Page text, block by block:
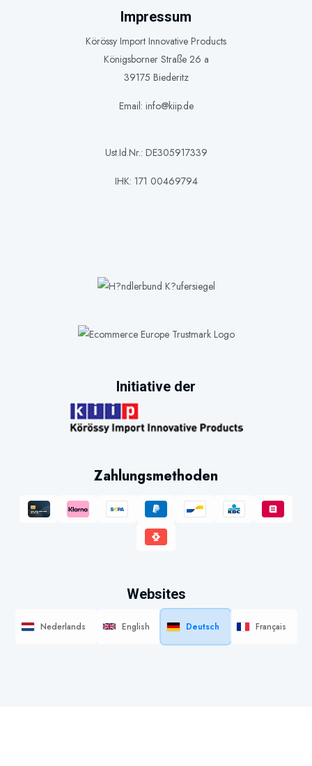
Impressum
Körössy Import Innovative Products
Königsborner Straße 26 a
39175 Biederitz
Email: info@kiip.de
Ust.Id.Nr.: DE305917339
IHK: 171 00469794
Initiative der
Zahlungsmethoden
Websites
Nederlands English Deutsch Français